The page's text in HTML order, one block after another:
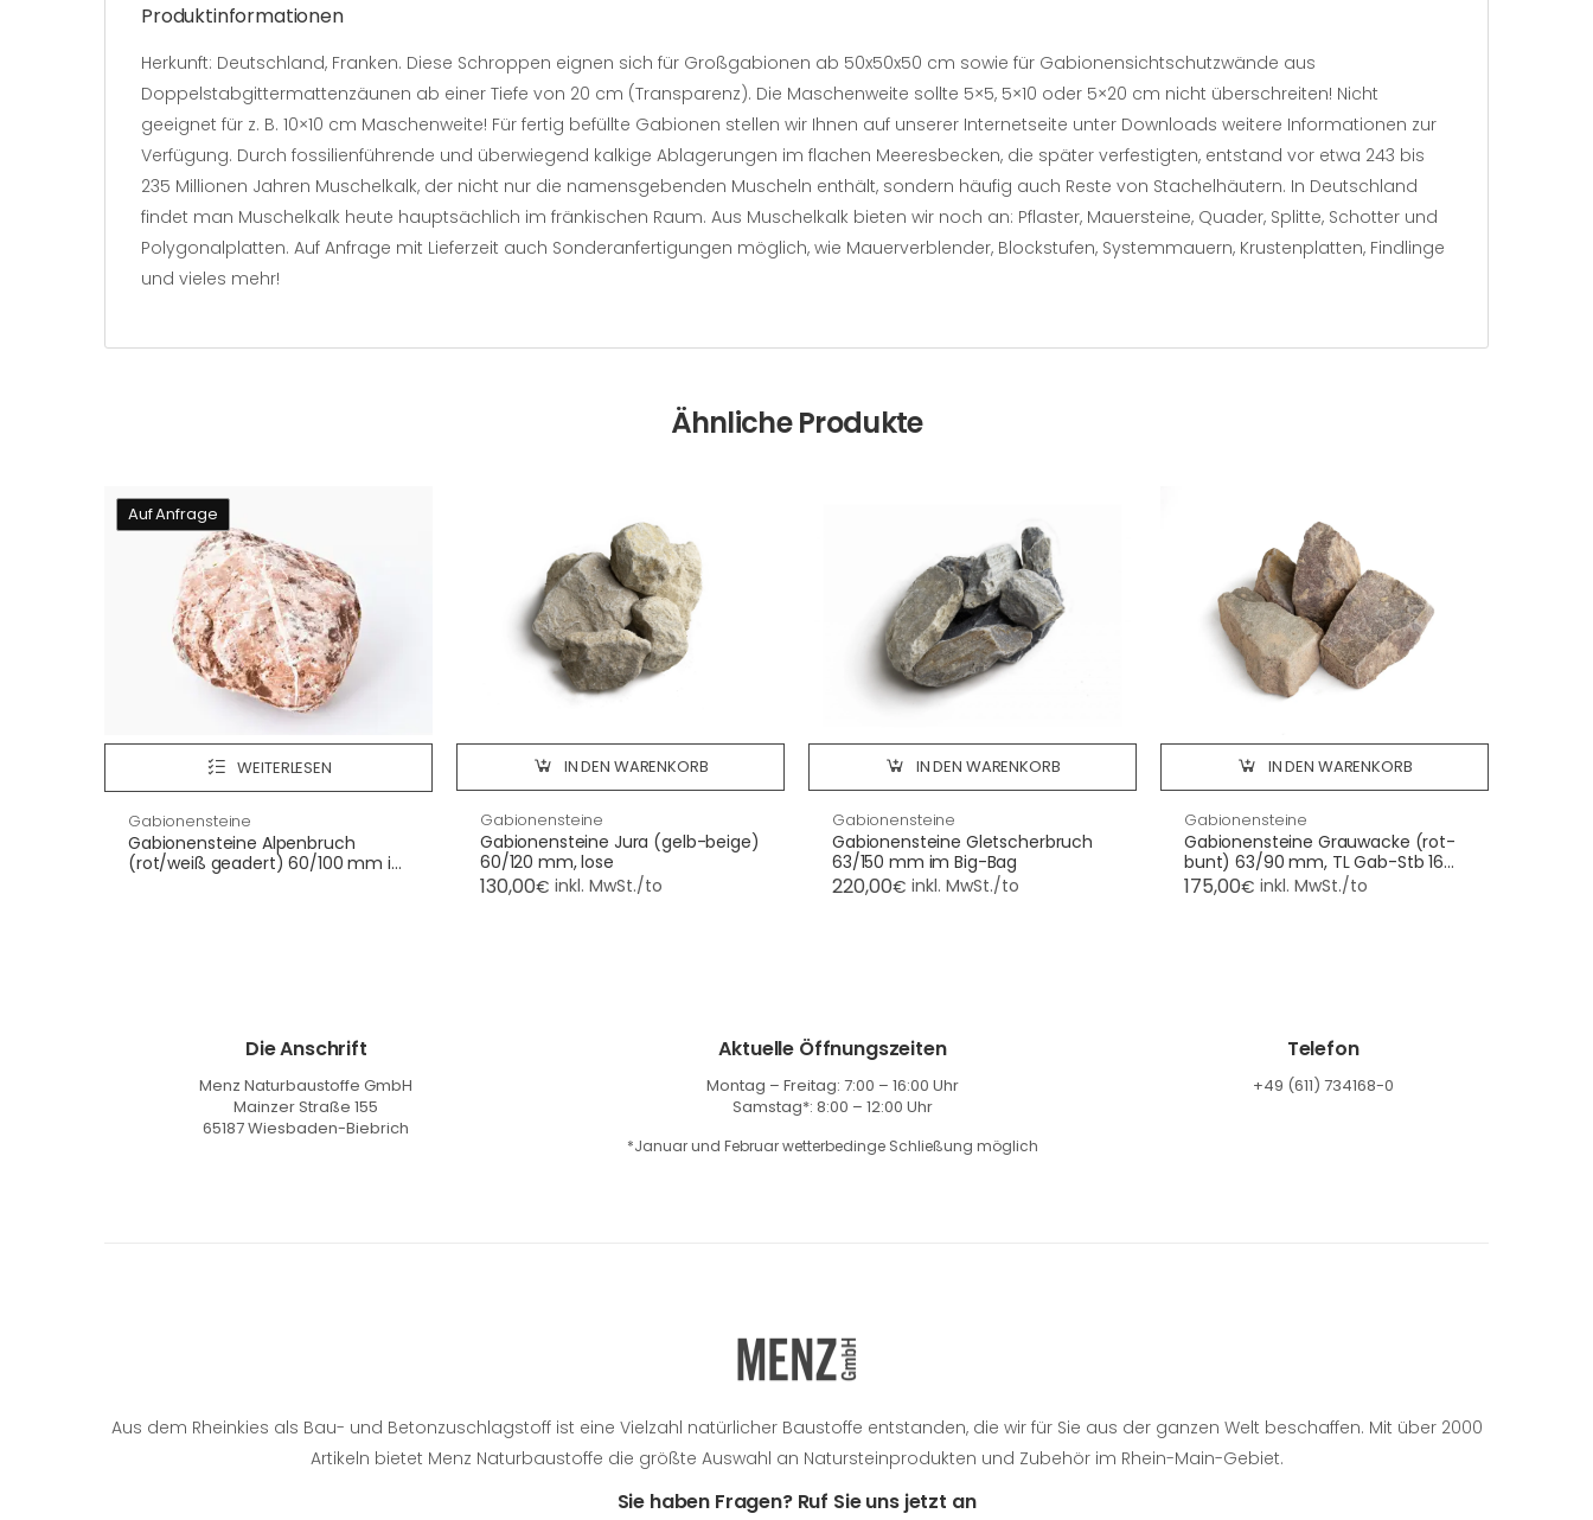
Produktinformationen
Herkunft: Deutschland, Franken. Diese Schroppen eignen sich für Großgabionen ab 50x50x50 cm sowie für Gabionensichtschutzwände aus
Doppelstabgittermattenzäunen ab einer Tiefe von 20 cm (Transparenz). Die Maschenweite sollte 5×5, 5×10 oder 5×20 cm nicht überschreiten! Nicht
geeignet für z. B. 10×10 cm Maschenweite! Für fertig befüllte Gabionen stellen wir Ihnen auf unserer Internetseite unter Downloads weitere Informationen zur
Verfügung. Durch fossilienführende und überwiegend kalkige Ablagerungen im flachen Meeresbecken, die später verfestigten, entstand vor etwa 243 bis
235 Millionen Jahren Muschelkalk, der nicht nur die namensgebenden Muscheln enthält, sondern häufig auch Reste von Stachelhäutern. In Deutschland
findet man Muschelkalk heute hauptsächlich im fränkischen Raum. Aus Muschelkalk bieten wir noch an: Pflaster, Mauersteine, Quader, Splitte, Schotter und
Polygonalplatten. Auf Anfrage mit Lieferzeit auch Sonderanfertigungen möglich, wie Mauerverblender, Blockstufen, Systemmauern, Krustenplatten, Findlinge
und vieles mehr!
Ähnliche Produkte
Auf Anfrage
WEITERLESEN
Gabionensteine
Gabionensteine Alpenbruch
(rot/weiß geadert) 60/100 mm im
IN DEN WARENKORB
Gabionensteine
Gabionensteine Jura (gelb-beige)
60/120 mm, lose
130,00€ inkl. MwSt./to
IN DEN WARENKORB
Gabionensteine
Gabionensteine Gletscherbruch
63/150 mm im Big-Bag
220,00€ inkl. MwSt./to
IN DEN WARENKORB
Gabionensteine
Gabionensteine Grauwacke (rot-
bunt) 63/90 mm, TL Gab-Stb 16
Im BBG
175,00€ inkl. MwSt./to
Die Anschrift
Menz Naturbaustoffe GmbH
Mainzer Straße 155
65187 Wiesbaden-Biebrich
Aktuelle Öffnungszeiten
Montag – Freitag: 7:00 – 16:00 Uhr
Samstag*: 8:00 – 12:00 Uhr
*Januar und Februar wetterbedinge Schließung möglich
Telefon
+49 (611) 734168-0
Aus dem Rheinkies als Bau- und Betonzuschlagstoff ist eine Vielzahl natürlicher Baustoffe entstanden, die wir für Sie aus der ganzen Welt beschaffen. Mit über 2000
Artikeln bietet Menz Naturbaustoffe die größte Auswahl an Natursteinprodukten und Zubehör im Rhein-Main-Gebiet.
Sie haben Fragen? Ruf Sie uns jetzt an